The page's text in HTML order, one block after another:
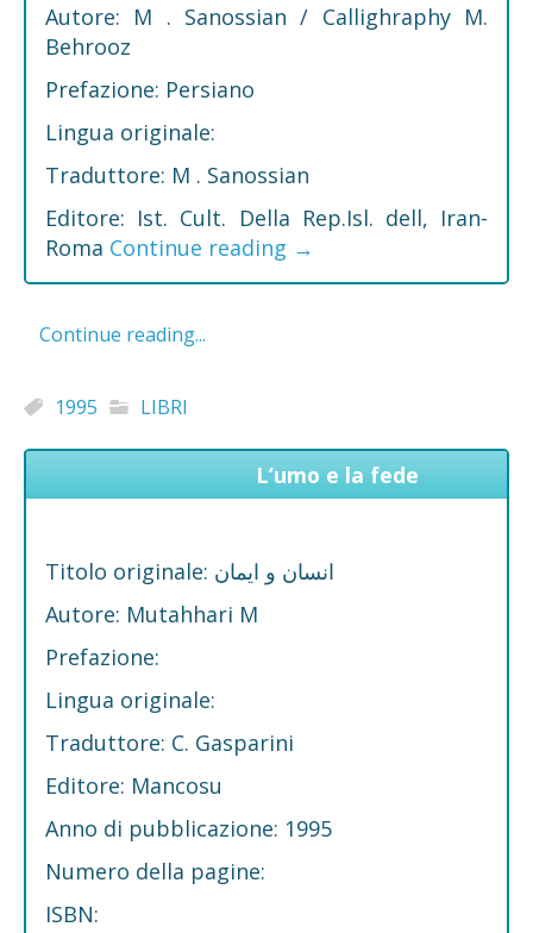
Autore: M . Sanossian / Callighraphy M.
Behrooz
Prefazione: Persiano
Lingua originale:
Traduttore: M . Sanossian
Editore: Ist. Cult. Della Rep.Isl. dell, Iran-
Roma Continue reading →
Continue reading...
1995 LIBRI
L’umo e la fede
Titolo originale: انسان و ایمان
Autore: Mutahhari M
Prefazione:
Lingua originale:
Traduttore: C. Gasparini
Editore: Mancosu
Anno di pubblicazione: 1995
Numero della pagine:
ISBN: